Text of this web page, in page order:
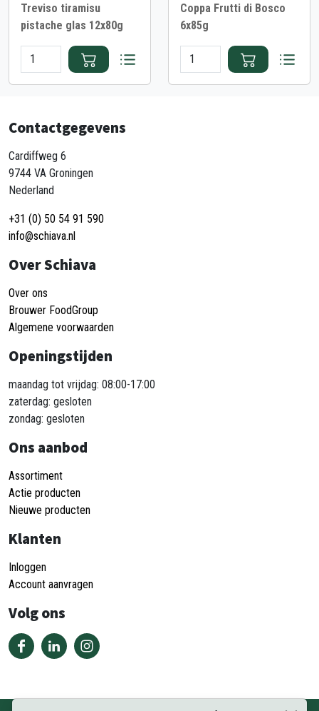
Treviso tiramisu
pistache glas 12x80g
Coppa Frutti di Bosco
6x85g
Contactgegevens
Cardiffweg 6
9744 VA Groningen
Nederland
+31 (0) 50 54 91 590
info@schiava.nl
Over Schiava
Over ons
Brouwer FoodGroup
Algemene voorwaarden
Openingstijden
maandag tot vrijdag: 08:00-17:00
zaterdag: gesloten
zondag: gesloten
Ons aanbod
Assortiment
Actie producten
Nieuwe producten
Klanten
Inloggen
Account aanvragen
Volg ons